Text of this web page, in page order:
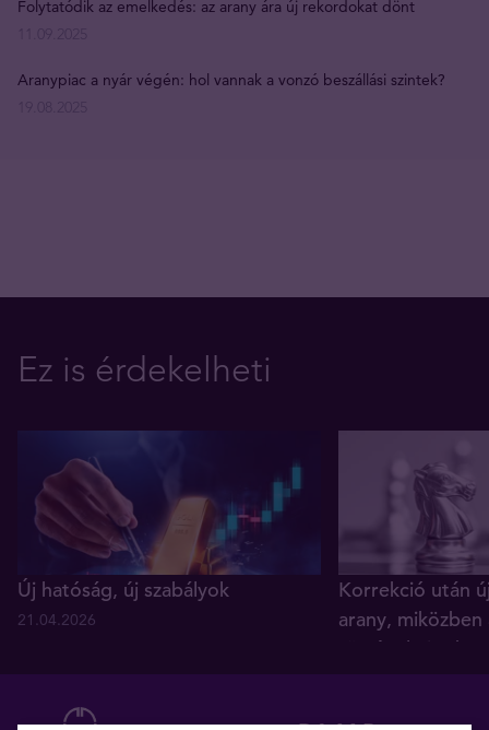
Folytatódik az emelkedés: az arany ára új rekordokat dönt
Aranypiac a nyár végén: hol vannak a vonzó beszállási szintek?
Ez is érdekelheti
Új hatóság, új szabályok
21.04.2026
Korrekció után
arany, miközben
történelmi